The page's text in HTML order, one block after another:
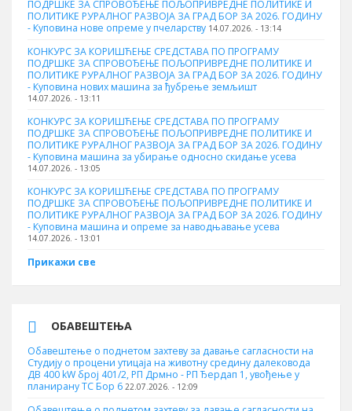
ПОДРШКЕ ЗА СПРОВОЂЕЊЕ ПОЉОПРИВРЕДНЕ ПОЛИТИКЕ И
ПОЛИТИКЕ РУРАЛНОГ РАЗВОЈА ЗА ГРАД БОР ЗА 2026. ГОДИНУ
- Куповина нове опреме у пчеларству 14.07.2026. - 13:14
КОНКУРС ЗА КОРИШЋЕЊЕ СРЕДСТАВА ПО ПРОГРАМУ
ПОДРШКЕ ЗА СПРОВОЂЕЊЕ ПОЉОПРИВРЕДНЕ ПОЛИТИКЕ И
ПОЛИТИКЕ РУРАЛНОГ РАЗВОЈА ЗА ГРАД БОР ЗА 2026. ГОДИНУ
- Куповина нових машина за ђубрење земљишт
14.07.2026. - 13:11
КОНКУРС ЗА КОРИШЋЕЊЕ СРЕДСТАВА ПО ПРОГРАМУ
ПОДРШКЕ ЗА СПРОВОЂЕЊЕ ПОЉОПРИВРЕДНЕ ПОЛИТИКЕ И
ПОЛИТИКЕ РУРАЛНОГ РАЗВОЈА ЗА ГРАД БОР ЗА 2026. ГОДИНУ
- Куповинa машина за убирање односно скидање усева
14.07.2026. - 13:05
КОНКУРС ЗА КОРИШЋЕЊЕ СРЕДСТАВА ПО ПРОГРАМУ
ПОДРШКЕ ЗА СПРОВОЂЕЊЕ ПОЉОПРИВРЕДНЕ ПОЛИТИКЕ И
ПОЛИТИКЕ РУРАЛНОГ РАЗВОЈА ЗА ГРАД БОР ЗА 2026. ГОДИНУ
- Куповина машина и опреме за наводњавање усева
14.07.2026. - 13:01
Прикажи све
ОБАВЕШТЕЊА
Обавештење о поднетом захтеву за давање сагласности на
Студију о процени утицаја на животну средину далековода
ДВ 400 kW број 401/2, РП Дрмно - РП Ђердап 1, увођење у
планирану ТС Бор 6 22.07.2026. - 12:09